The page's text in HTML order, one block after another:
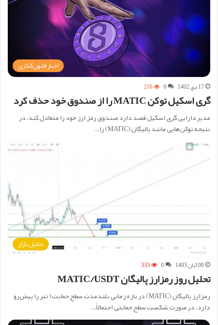
اخبار قانون‌گذاری
17 دی 1402 0
216
گری اسکیل توکن MATIC را از صندوق خود حذف کرد
مدیر دارایی گری اسکیل قصد دارد صندوق رمز ارز خود را متعادل کند، در
نتیجه توکن‌هایی مانند پالیگان (MATIC) را…
تحلیل بازار
08 آبان 1403 0
333
تحلیل روز رمزارز پالیگان MATIC/USDT
رمزارز پالیگان (MATIC) در بازه زمانی بلندمدت سطح حمایت ۱ تتر را پیش‌رو
دارد. در صورت شکست سطح حمایتی احتمالاً…